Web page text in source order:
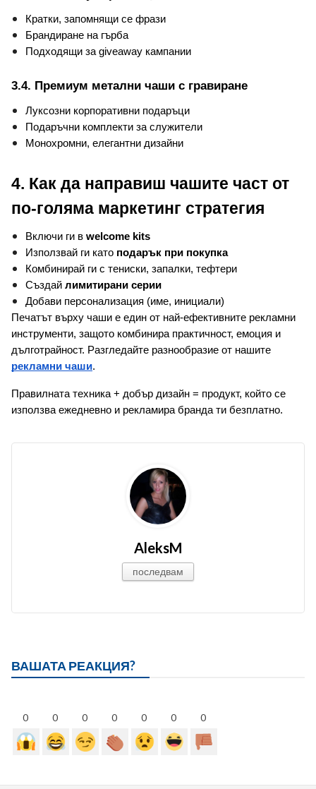
Кратки, запомнящи се фрази
Брандиране на гърба
Подходящи за giveaway кампании
3.4. Премиум метални чаши с гравиране
Луксозни корпоративни подаръци
Подаръчни комплекти за служители
Монохромни, елегантни дизайни
4. Как да направиш чашите част от
по-голяма маркетинг стратегия
Включи ги в welcome kits
Използвай ги като подарък при покупка
Комбинирай ги с тениски, запалки, тефтери
Създай лимитирани серии
Добави персонализация (име, инициали)
Печатът върху чаши е един от най-ефективните рекламни
инструменти, защото комбинира практичност, емоция и
рекламни чаши.
Правилната техника + добър дизайн = продукт, който се
използва ежедневно и рекламира бранда ти безплатно.
AleksM
последвам
ВАШАТА РЕАКЦИЯ?
0 0 0 0 0 0 0